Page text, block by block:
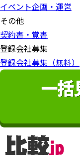
イベント企画・運営
その他
契約書・覚書
登録会社募集
登録会社募集（無料）